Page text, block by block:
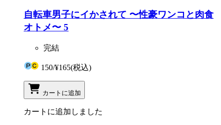
自転車男子にイかされて 〜性豪ワンコと肉食
オトメ〜 5
完結
150/¥165(税込)
カートに追加
カートに追加しました